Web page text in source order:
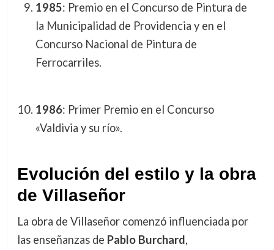
1985: Premio en el Concurso de Pintura de
la Municipalidad de Providencia y en el
Concurso Nacional de Pintura de
Ferrocarriles.
1986: Primer Premio en el Concurso
«Valdivia y su río».
Evolución del estilo y la obra
de Villaseñor
La obra de Villaseñor comenzó influenciada por
las enseñanzas de Pablo Burchard,